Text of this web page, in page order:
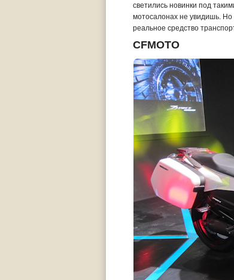
светились новинки под
мотосалонах не увидишь.
реальное средство
CFMOTO